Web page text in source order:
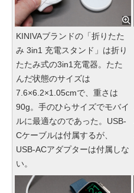
KINIVAブランドの「折りたた
み 3in1 充電スタンド」は折り
たたみ式の3in1充電器。たた
んだ状態のサイズは
7.6×6.2×1.05cmで、重さは
90g。手のひらサイズでモバイ
ルに最適なのであった。USB-
Cケーブルは付属するが、
USB-ACアダプターは付属しな
い。